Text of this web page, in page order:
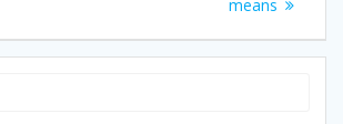
means